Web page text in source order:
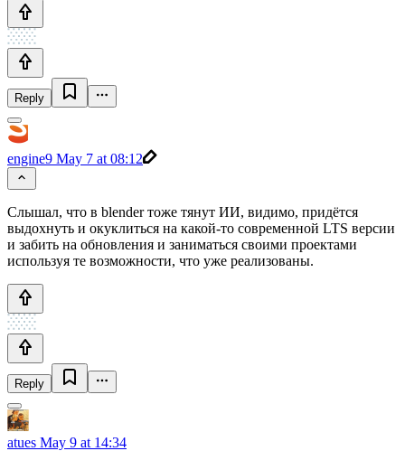
Reply
engine9 May 7 at 08:12
Слышал, что в blender тоже тянут ИИ, видимо, придётся
выдохнуть и окуклиться на какой-то современной LTS версии
и забить на обновления и заниматься своими проектами
используя те возможности, что уже реализованы.
Reply
atues May 9 at 14:34